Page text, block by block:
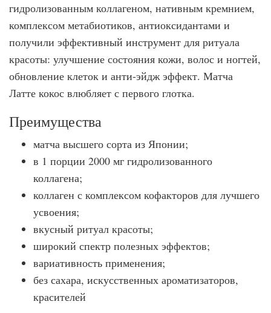
гидролизованным коллагеном, нативным кремнием,
комплексом метабиотиков, антиоксидантами и
получили эффективный инструмент для ритуала
красоты: улучшение состояния кожи, волос и ногтей,
обновление клеток и анти-эйдж эффект. Матча
Латте кокос влюбляет с первого глотка.
Преимущества
матча высшего сорта из Японии;
в 1 порции 2000 мг гидролизованного
коллагена;
коллаген с комплексом кофакторов для лучшего
усвоения;
вкусный ритуал красоты;
широкий спектр полезных эффектов;
вариативность применения;
без сахара, искусственных ароматизаторов,
красителей